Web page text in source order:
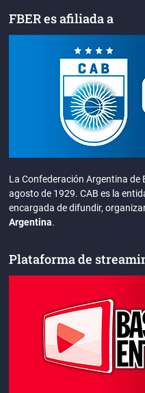
FBER es afiliada a
La Confederación Argentina
agosto de 1929. CAB es la
encargada de difundir,
Argentina.
Plataforma de